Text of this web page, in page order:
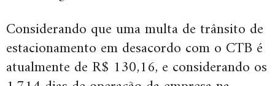
Considerando que uma multa de trânsito de
estacionamento em desacordo com o CTB é
atualmente de R$ 130,16, e considerando os